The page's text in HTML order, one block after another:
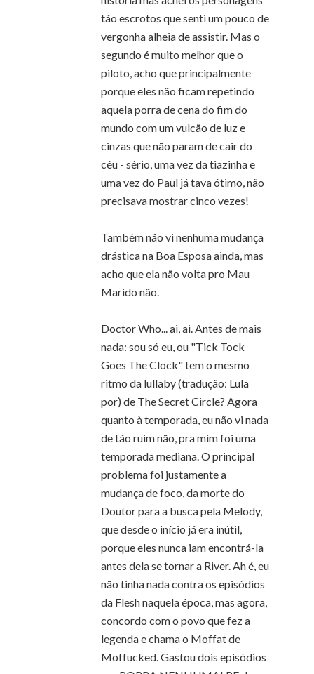
tão escrotos que senti um pouco de
vergonha alheia de assistir. Mas o
segundo é muito melhor que o
piloto, acho que principalmente
porque eles não ficam repetindo
aquela porra de cena do fim do
mundo com um vulcão de luz e
cinzas que não param de cair do
céu - sério, uma vez da tiazinha e
uma vez do Paul já tava ótimo, não
precisava mostrar cinco vezes!
Também não vi nenhuma mudança
drástica na Boa Esposa ainda, mas
acho que ela não volta pro Mau
Marido não.
Doctor Who... ai, ai. Antes de mais
nada: sou só eu, ou "Tick Tock
Goes The Clock" tem o mesmo
ritmo da lullaby (tradução: Lula
por) de The Secret Circle? Agora
quanto à temporada, eu não vi nada
de tão ruim não, pra mim foi uma
temporada mediana. O principal
problema foi justamente a
mudança de foco, da morte do
Doutor para a busca pela Melody,
que desde o início já era inútil,
porque eles nunca iam encontrá-la
antes dela se tornar a River. Ah é, eu
não tinha nada contra os episódios
da Flesh naquela época, mas agora,
concordo com o povo que fez a
legenda e chama o Moffat de
Moffucked. Gastou dois episódios